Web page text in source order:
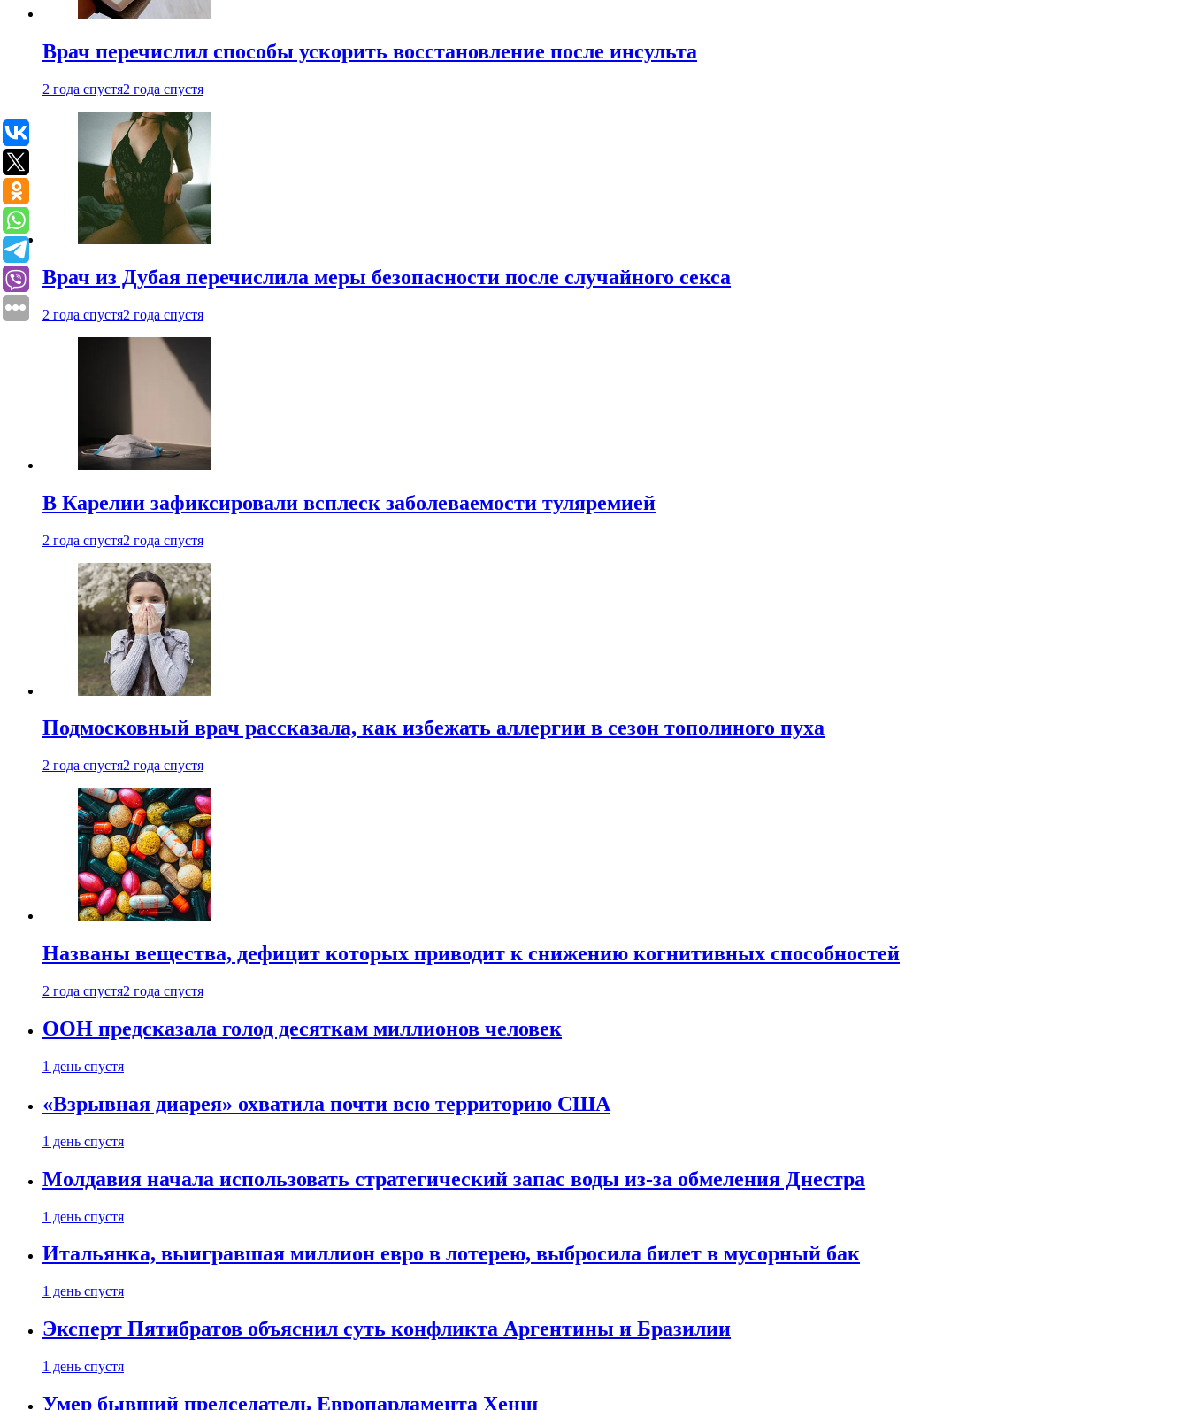
Врач перечислил способы ускорить восстановление после инсульта
2 года спустя2 года спустя
Врач из Дубая перечислила меры безопасности после случайного секса
2 года спустя2 года спустя
В Карелии зафиксировали всплеск заболеваемости туляремией
2 года спустя2 года спустя
Подмосковный врач рассказала, как избежать аллергии в сезон тополиного пуха
2 года спустя2 года спустя
Названы вещества, дефицит которых приводит к снижению когнитивных способностей
2 года спустя2 года спустя
ООН предсказала голод десяткам миллионов человек
1 день спустя
«Взрывная диарея» охватила почти всю территорию США
1 день спустя
Молдавия начала использовать стратегический запас воды из-за обмеления Днестра
1 день спустя
Итальянка, выигравшая миллион евро в лотерею, выбросила билет в мусорный бак
1 день спустя
Эксперт Пятибратов объяснил суть конфликта Аргентины и Бразилии
1 день спустя
Умер бывший председатель Европарламента Хенш